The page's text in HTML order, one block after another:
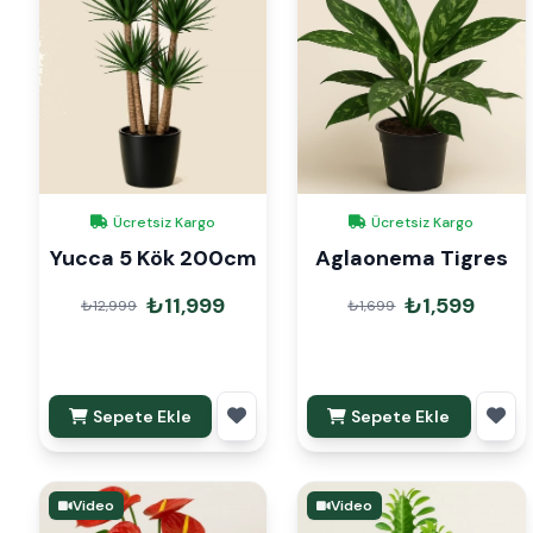
Ücretsiz Kargo
Yucca 5 Kök 200cm
₺12,999 ₺11,999
Sepete Ekle
Ücretsiz Kargo
Aglaonema Tigres
₺1,699 ₺1,599
Sepete Ekle
Video Video